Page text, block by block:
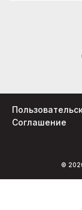
©
Соглашение